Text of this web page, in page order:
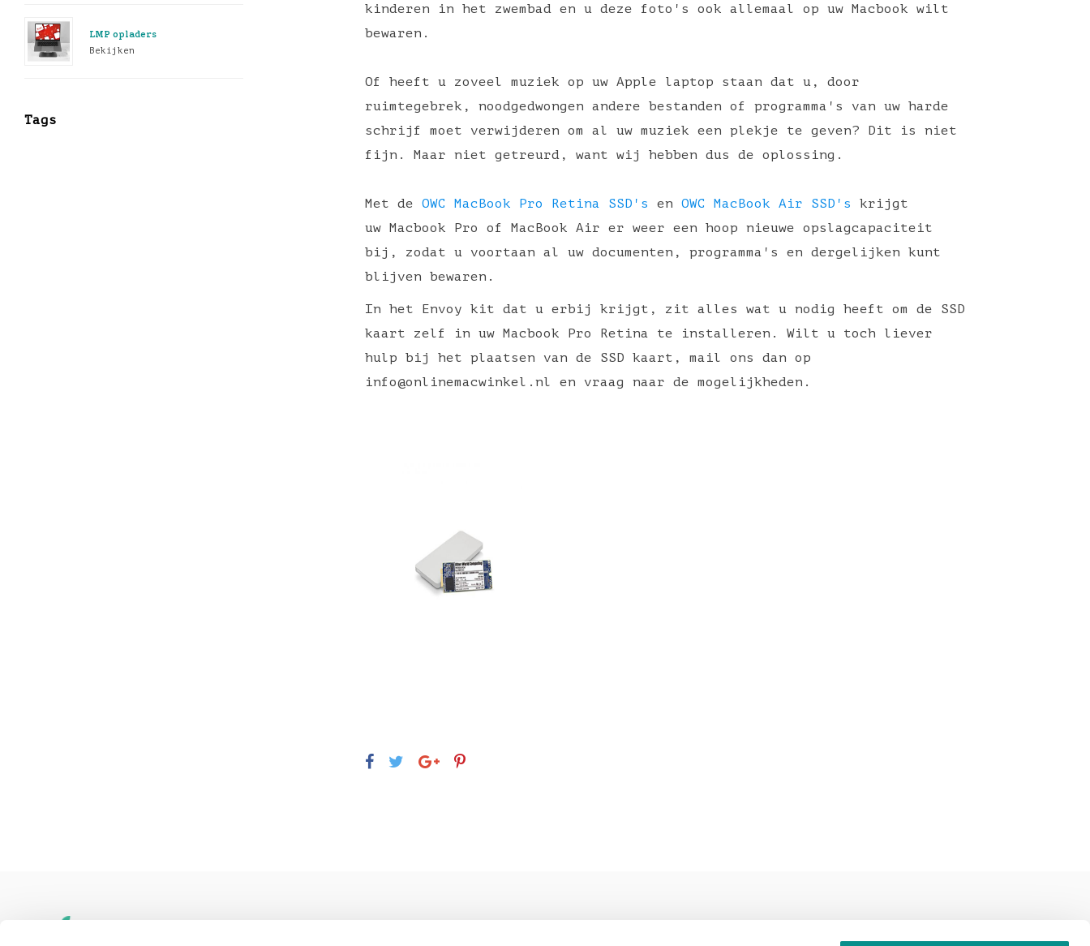
LMP opladers
Bekijken
Tags
kinderen in het zwembad en u deze foto's ook allemaal op uw Macbook wilt
bewaren.
Of heeft u zoveel muziek op uw Apple laptop staan dat u, door
ruimtegebrek, noodgedwongen andere bestanden of programma's van uw harde
schrijf moet verwijderen om al uw muziek een plekje te geven? Dit is niet
fijn. Maar niet getreurd, want wij hebben dus de oplossing.
Met de OWC MacBook Pro Retina SSD's en OWC MacBook Air SSD's
krijgt
uw Macbook Pro of MacBook Air er weer een hoop nieuwe opslagcapaciteit
bij, zodat u voortaan al uw documenten, programma's en dergelijken kunt
blijven bewaren.
In het Envoy kit dat u erbij krijgt, zit alles wat u nodig heeft om de SSD
kaart zelf in uw Macbook Pro Retina te installeren. Wilt u toch liever
hulp bij het plaatsen van de SSD kaart, mail ons dan op
info@onlinemacwinkel.nl
en vraag naar de mogelijkheden.